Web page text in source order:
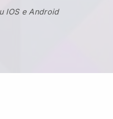
IOS e Android